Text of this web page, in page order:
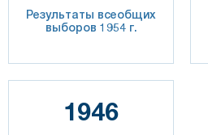
Результаты всеобщих
выборов 1954 г.
1946